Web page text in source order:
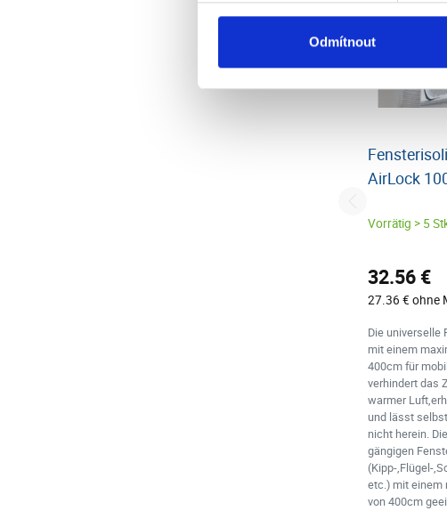
Odmítnout
AirLock
Vorrätig > 5
32.56 €
27.36 € ohne
Die universelle
mit einem
400cm für
verhindert das
warmer
und lässt
nicht herein.
gängigen
(Kipp-,Flügel-
etc.) mit einem
von 400cm